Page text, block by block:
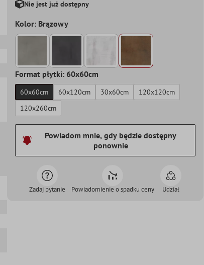
Nie jest już dostępny
Kolor: Brązowy
Format płytki: 60x60cm
60x60cm 60x120cm 30x60cm
120x120cm
120x260cm
Powiadom mnie, gdy będzie dostępny
ponownie
Zadaj pytanie Powiadomienie o spadku ceny Udział